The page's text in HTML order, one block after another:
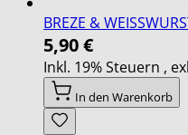
BREZE &
5,90 €
Inkl. 19% Steuern ,
In den Warenkorb